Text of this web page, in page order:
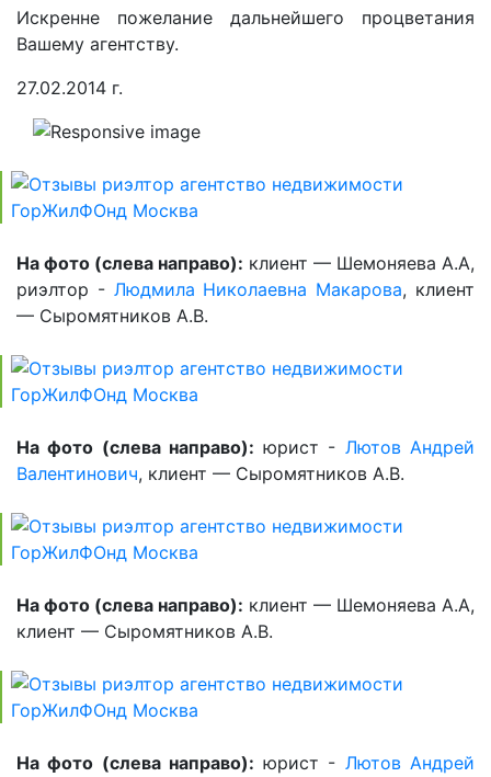
Искренне пожелание дальнейшего процветания
Вашему агентству.
27.02.2014 г.
На фото (слева направо): клиент — Шемоняева А.А,
риэлтор - Людмила Николаевна Макарова, клиент
— Сыромятников А.В.
На фото (слева направо): юрист - Лютов Андрей
Валентинович, клиент — Сыромятников А.В.
На фото (слева направо): клиент — Шемоняева А.А,
клиент — Сыромятников А.В.
На фото (слева направо): юрист - Лютов Андрей